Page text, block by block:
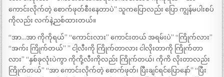
ကောင်းလိုက်တဲ့ စောက်ဖုတ်စီးနေတာပဲ” သူကပြောလည်း ပြော ကျွန်မပါးစပ်
ကိုလည်း လက်နဲ့ညစ်ထားတယ်။
“အာ…အာ ကိုကိုရယ်” “ကောင်းလား” ကောင်းတယ် အရမ်းပဲ” “ကြိုက်လား”
“အက်း ကြိုက်တယ်” ” ငါ့လီးကို ကြိုက်တာလား ငါလိုးတာကို ကြိုက်တာ
လား” “နှစ်ခုလုံးပဲကွာ ကိုကို့လီးကိုလည်း ကြိုက်တယ်၊ ကိုကိ လိုးတာလည်း
ကြိုက်တယ်” “အာ ကောင်းလိုက်တဲ့ စောက်ဖုတ်၊ ပြီးချင်ရင်ပြောနော်” “ပြီး